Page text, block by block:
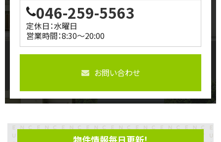
046-259-5563
定休日：水曜日
営業時間：8:30～20:00
お問い合わせ